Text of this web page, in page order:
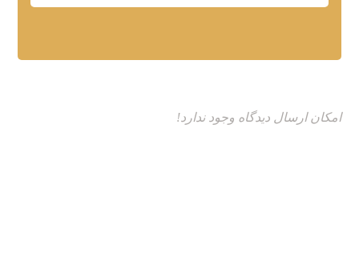
امکان ارسال دیدگاه وجود ندارد!